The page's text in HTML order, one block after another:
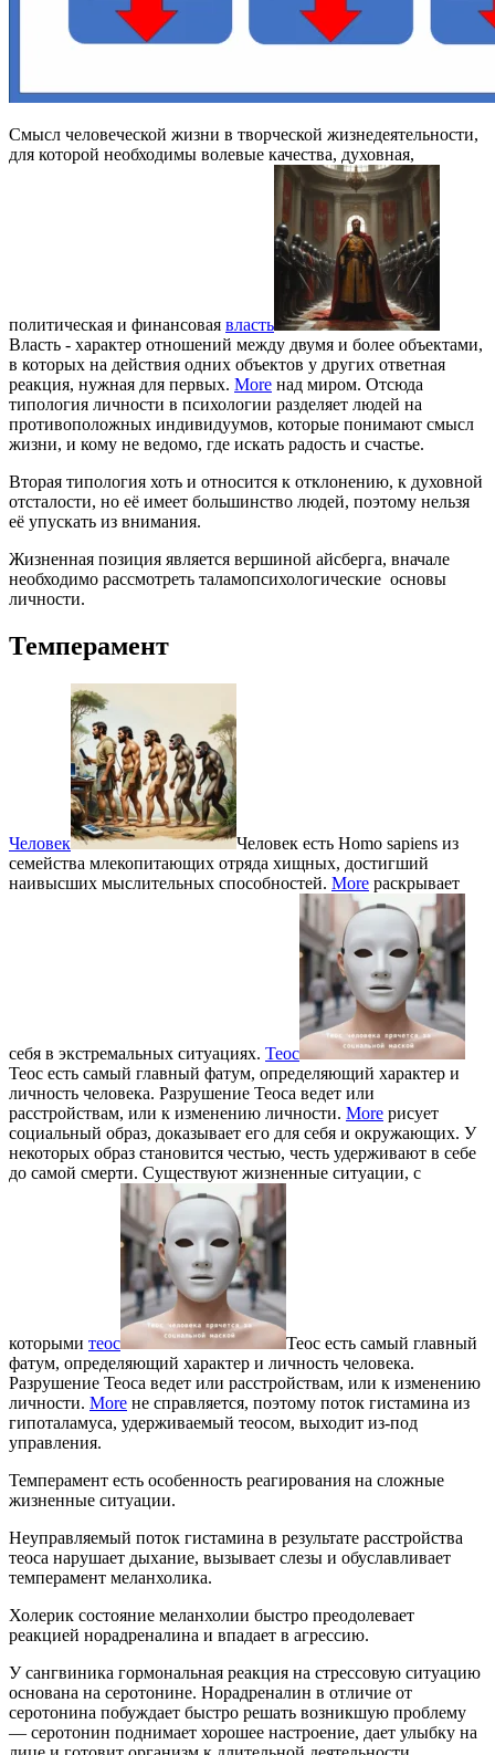
Смысл человеческой жизни в творческой жизнедеятельности,
для которой необходимы волевые качества, духовная,
политическая и финансовая власть
Власть - характер отношений между двумя и более объектами,
в которых на действия одних объектов у других ответная
реакция, нужная для первых. More над миром. Отсюда
типология личности в психологии разделяет людей на
противоположных индивидуумов, которые понимают смысл
жизни, и кому не ведомо, где искать радость и счастье.
Вторая типология хоть и относится к отклонению, к духовной
отсталости, но её имеет большинство людей, поэтому нельзя
её упускать из внимания.
Жизненная позиция является вершиной айсберга, вначале
необходимо рассмотреть таламопсихологические основы
личности.
Темперамент
Человек
Человек есть Homo sapiens из
семейства млекопитающих отряда хищных, достигший
наивысших мыслительных способностей. More раскрывает
себя в экстремальных ситуациях. Теос
Теос есть самый главный фатум, определяющий характер и
личность человека. Разрушение Теоса ведет или
расстройствам, или к изменению личности. More рисует
социальный образ, доказывает его для себя и окружающих. У
некоторых образ становится честью, честь удерживают в себе
до самой смерти. Существуют жизненные ситуации, с
которыми теос
Теос есть самый главный
фатум, определяющий характер и личность человека.
Разрушение Теоса ведет или расстройствам, или к изменению
личности. More не справляется, поэтому поток гистамина из
гипоталамуса, удерживаемый теосом, выходит из-под
управления.
Темперамент есть особенность реагирования на сложные
жизненные ситуации.
Неуправляемый поток гистамина в результате расстройства
теоса нарушает дыхание, вызывает слезы и обуславливает
темперамент меланхолика.
Холерик состояние меланхолии быстро преодолевает
реакцией норадреналина и впадает в агрессию.
У сангвиника гормональная реакция на стрессовую ситуацию
основана на серотонине. Норадреналин в отличие от
серотонина побуждает быстро решать возникшую проблему
— серотонин поднимает хорошее настроение, дает улыбку на